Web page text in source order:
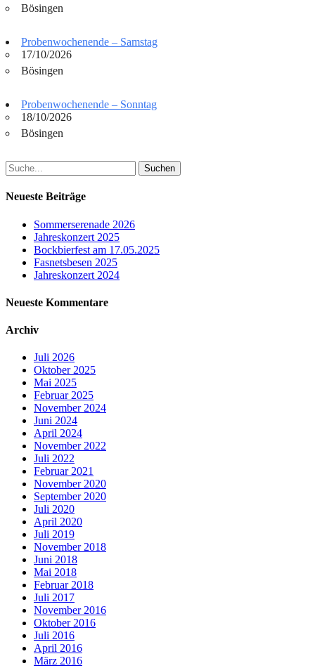
Bösingen
Probenwochenende – Samstag
17/10/2026
Bösingen
Probenwochenende – Sonntag
18/10/2026
Bösingen
Suchen
nach:
Neueste Beiträge
Sommerserenade 2026
Jahreskonzert 2025
Bockbierfest am 17.05.2025
Fasnetsbesen 2025
Jahreskonzert 2024
Neueste Kommentare
Archiv
Juli 2026
Oktober 2025
Mai 2025
Februar 2025
November 2024
Juni 2024
April 2024
November 2022
Juli 2022
Februar 2021
November 2020
September 2020
Juli 2020
April 2020
Juli 2019
November 2018
Juni 2018
Mai 2018
Februar 2018
Juli 2017
November 2016
Oktober 2016
Juli 2016
April 2016
März 2016